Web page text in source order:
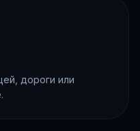
дороги или